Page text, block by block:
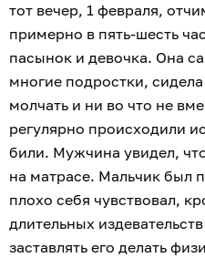
тот вечер, 1 февраля,
примерно в пять-шесть
пасынок и девочка. Она
многие подростки,
молчать и ни во что не
регулярно происходили
били. Мужчина увидел,
на матрасе. Мальчик был
плохо себя чувствовал,
длительных
заставлять его делать